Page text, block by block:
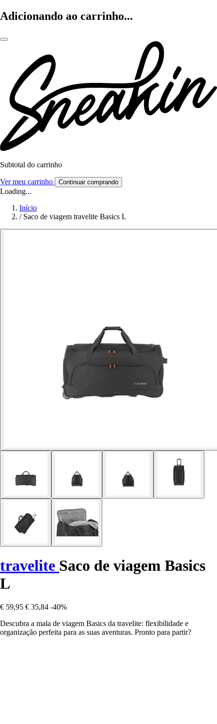
Adicionando ao carrinho...
Subtotal do carrinho
Ver meu carrinho Continuar comprando
Loading...
Início
/ Saco de viagem travelite Basics L
travelite Saco de viagem Basics
L
€ 59,95 € 35,84 -40%
Descubra a mala de viagem Basics da travelite: flexibilidade e
organização perfeita para as suas aventuras. Pronto para partir?